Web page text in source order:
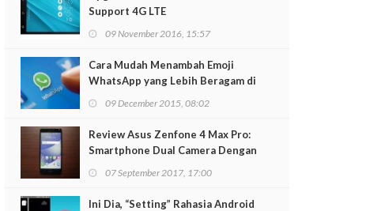
Support 4G LTE
09 November 2016, 15:57
Cara Mudah Menambah Emoji
WhatsApp yang Lebih Beragam di
09 December 2015, 08:02
Review Asus Zenfone 4 Max Pro:
Smartphone Dual Camera Dengan
07 September 2017, 17:00
Ini Dia, “Setting” Rahasia Android